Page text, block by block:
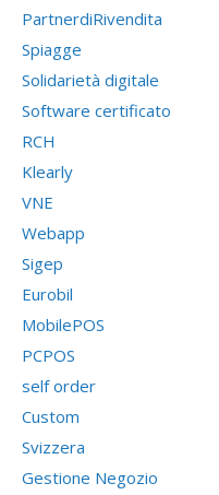
PartnerdiRivendita
Spiagge
Solidarietà digitale
Software certificato
RCH
Klearly
VNE
Webapp
Sigep
Eurobil
MobilePOS
PCPOS
self order
Custom
Svizzera
Gestione Negozio